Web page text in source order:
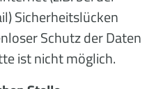
Sicherheitslücken
Schutz der Daten
ist nicht möglich.